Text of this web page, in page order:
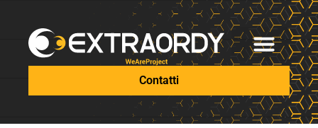
Contatti